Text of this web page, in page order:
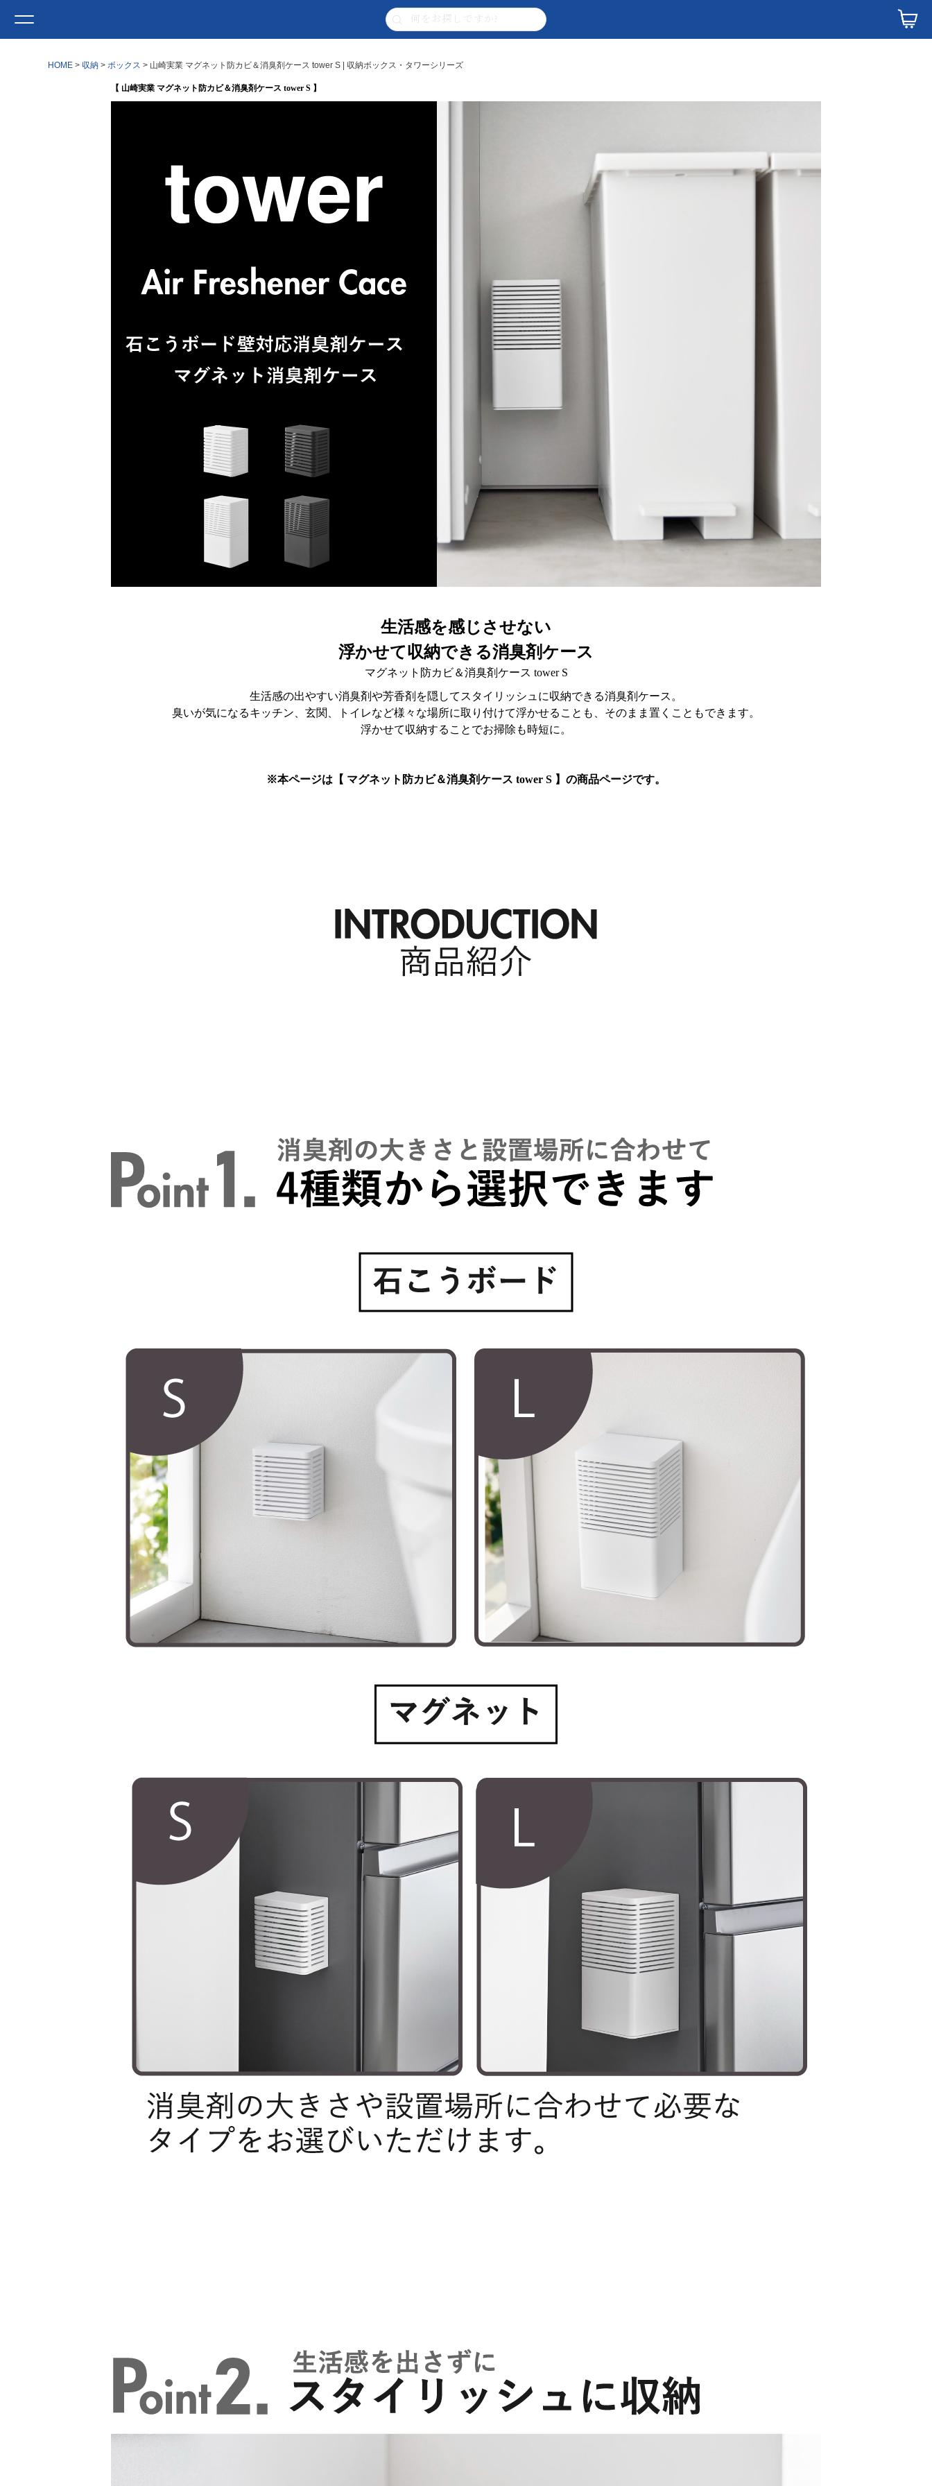
HOME 収納 ボックス 山崎実業 マグネット防カビ＆消臭剤ケース tower S | 収納ボックス・タワーシリーズ
【 山崎実業 マグネット防カビ＆消臭剤ケース tower S 】
生活感を感じさせない
浮かせて収納できる消臭剤ケース
マグネット防カビ＆消臭剤ケース tower S
生活感の出やすい消臭剤や芳香剤を隠してスタイリッシュに収納できる消臭剤ケース。
臭いが気になるキッチン、玄関、トイレなど様々な場所に取り付けて浮かせることも、そのまま置くこともできます。
浮かせて収納することでお掃除も時短に。
※本ページは【 マグネット防カビ＆消臭剤ケース tower S 】の商品ページです。